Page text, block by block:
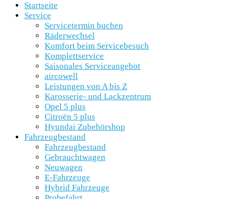
Startseite
Service
Servicetermin buchen
Räderwechsel
Komfort beim Servicebesuch
Komplettservice
Saisonales Serviceangebot
aircowell
Leistungen von A bis Z
Karosserie- und Lackzentrum
Opel 5 plus
Citroën 5 plus
Hyundai Zubehörshop
Fahrzeugbestand
Fahrzeugbestand
Gebrauchtwagen
Neuwagen
E-Fahrzeuge
Hybrid Fahrzeuge